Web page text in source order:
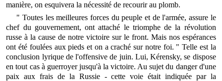
manière, on esquivera la nécessité de recourir au plomb.
" Toutes les meilleures forces du peuple et de l'armée, assure le
chef du gouvernement, ont attaché le triomphe de la révolution
russe à la cause de notre victoire sur le front. Mais nos espérances
ont été foulées aux pieds et on a craché sur notre foi. " Telle est la
conclusion lyrique de l'offensive de juin. Lui, Kérensky, se dispose
en tout cas à guerroyer jusqu'à la victoire. Au sujet du danger d'une
paix aux frais de la Russie - cette voie était indiquée par la